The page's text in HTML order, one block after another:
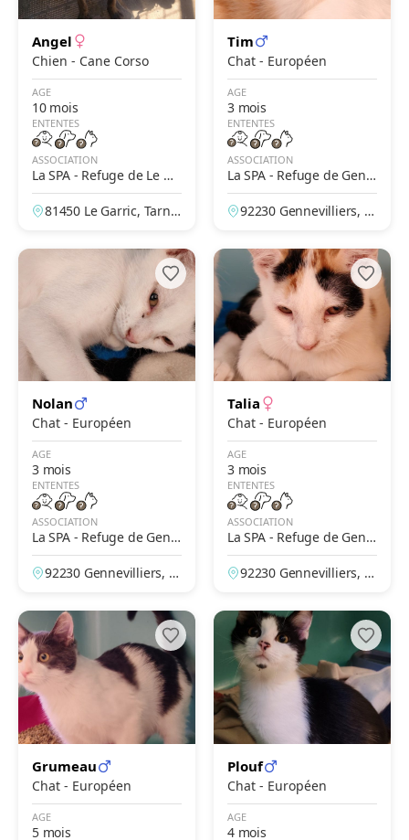
Angel
Chien - Cane Corso
AGE
10 mois
ENTENTES
ASSOCIATION
La SPA - Refuge de Le Ga
rric – Albi
81450 Le Garric, Tarn,
Tim
Chat - Européen
AGE
3 mois
ENTENTES
ASSOCIATION
La SPA - Refuge de Genn
evilliers – Grammont
92230 Gennevilliers, H
Nolan
Chat - Européen
AGE
3 mois
ENTENTES
ASSOCIATION
La SPA - Refuge de Genn
evilliers – Grammont
92230 Gennevilliers, H
Talia
Chat - Européen
AGE
3 mois
ENTENTES
ASSOCIATION
La SPA - Refuge de Genn
evilliers – Grammont
92230 Gennevilliers, H
Grumeau
Chat - Européen
AGE
5 mois
Plouf
Chat - Européen
AGE
4 mois